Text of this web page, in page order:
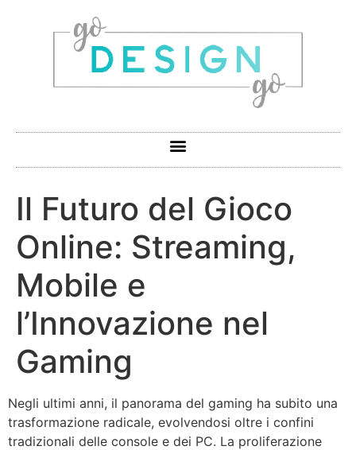
Il Futuro del Gioco
Online: Streaming,
Mobile e
l’Innovazione nel
Gaming
Negli ultimi anni, il panorama del gaming ha subito una
trasformazione radicale, evolvendosi oltre i confini
tradizionali delle console e dei PC. La proliferazione